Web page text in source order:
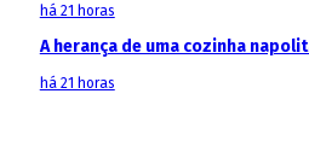
há 21 horas
A herança de uma cozinha
há 21 horas